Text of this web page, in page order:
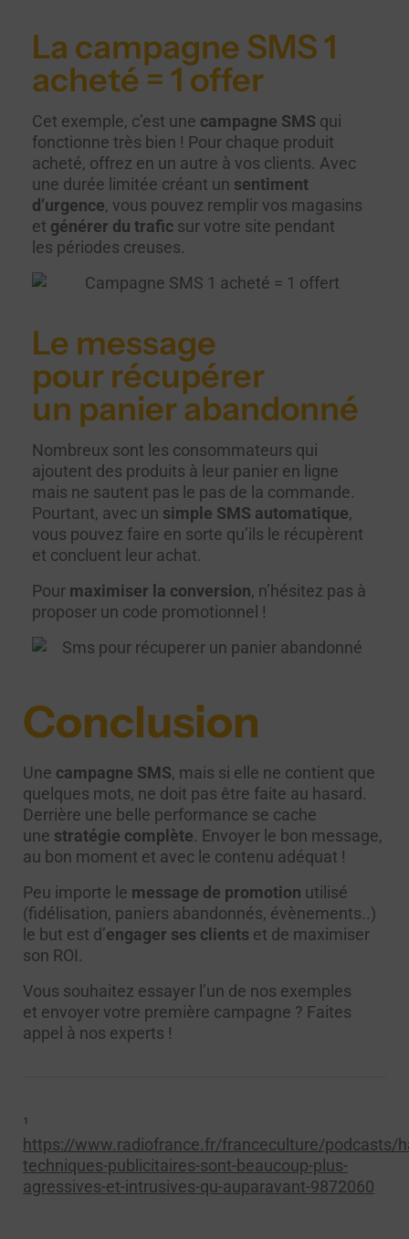
La campagne SMS 1
acheté = 1 offer
Cet exemple, c’est une campagne SMS qui
fonctionne très bien ! Pour chaque produit
acheté, offrez en un autre à vos clients. Avec
une durée limitée créant un sentiment
d’urgence, vous pouvez remplir vos magasins
et générer du trafic sur votre site pendant
les périodes creuses.
Le message
pour récupérer
un panier abandonné
Nombreux sont les consommateurs qui
ajoutent des produits à leur panier en ligne
mais ne sautent pas le pas de la commande.
Pourtant, avec un simple SMS automatique,
vous pouvez faire en sorte qu’ils le récupèrent
et concluent leur achat.
Pour maximiser la conversion, n’hésitez pas à
proposer un code promotionnel !
Conclusion
Une campagne SMS, mais si elle ne contient que
quelques mots, ne doit pas être faite au hasard.
Derrière une belle performance se cache
une stratégie complète. Envoyer le bon message,
au bon moment et avec le contenu adéquat !
Peu importe le message de promotion utilisé
(fidélisation, paniers abandonnés, évènements..)
le but est d’engager ses clients et de maximiser
son ROI.
Vous souhaitez essayer l’un de nos exemples
et envoyer votre première campagne ? Faites
appel à nos experts !
¹
https://www.radiofrance.fr/franceculture/podcasts/
techniques-publicitaires-sont-beaucoup-plus-
agressives-et-intrusives-qu-auparavant-9872060